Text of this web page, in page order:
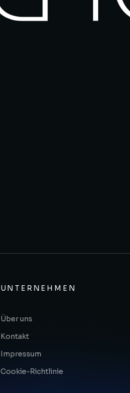
UNTERNEHMEN
Über uns
Kontakt
Impressum
Cookie-Richtlinie